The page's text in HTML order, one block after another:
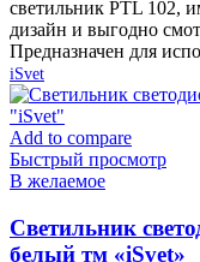
светильник PTL 102,
дизайн и выгодно
Предназначен для
iSvet
Add to compare
Быстрый просмотр
В желаемое
Cветильник
белый тм «iSvet»